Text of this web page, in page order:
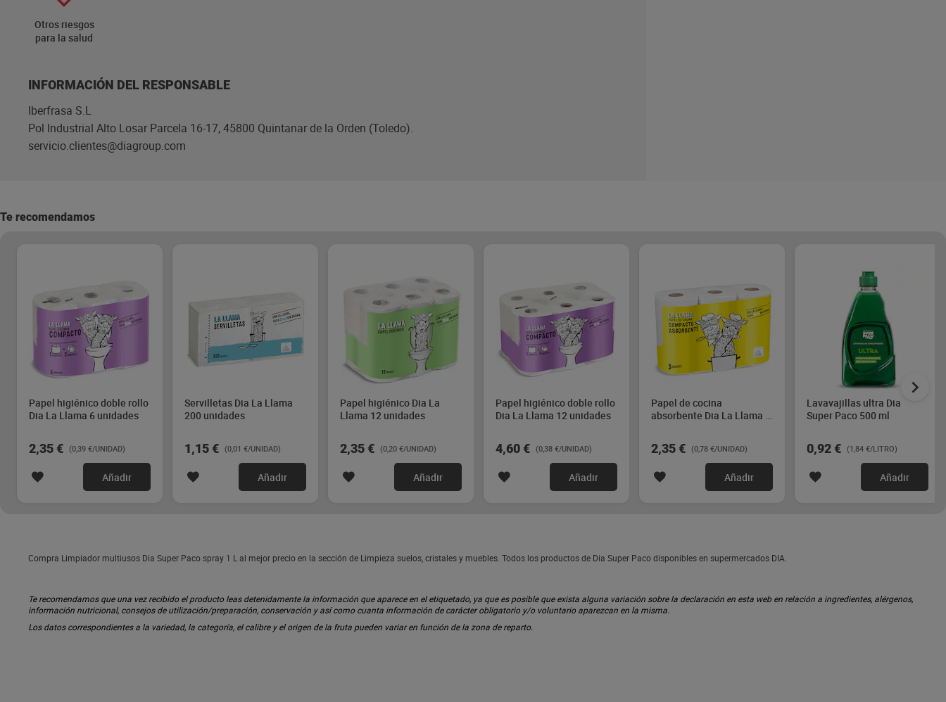
Otros riesgos
para la salud
INFORMACIÓN DEL RESPONSABLE
Iberfrasa S.L
Pol Industrial Alto Losar Parcela 16-17, 45800 Quintanar de la Orden (Toledo).
servicio.clientes@diagroup.com
Te recomendamos
Papel higiénico doble rollo
Dia La Llama 6 unidades
2,35 € (0,39 €/UNIDAD)
Añadir
Servilletas Dia La Llama
200 unidades
1,15 € (0,01 €/UNIDAD)
Añadir
Papel higiénico Dia La
Llama 12 unidades
2,35 € (0,20 €/UNIDAD)
Añadir
Papel higiénico doble rollo
Dia La Llama 12 unidades
4,60 € (0,38 €/UNIDAD)
Añadir
Papel de cocina
absorbente Dia La Llama 3
2,35 € (0,78 €/UNIDAD)
Añadir
Lavavajillas ultra Dia
Super Paco 500 ml
0,92 € (1,84 €/LITRO)
Añadir
Compra Limpiador multiusos Dia Super Paco spray 1 L al mejor precio en la sección de Limpieza suelos, cristales y muebles. Todos los productos de Dia Super Paco disponibles en supermercados DIA.
Te recomendamos que una vez recibido el producto leas detenidamente la información que aparece en el etiquetado, ya que es posible que exista alguna variación sobre la declaración en esta web en relación a ingredientes, alérgenos,
información nutricional, consejos de utilización/preparación, conservación y así como cuanta información de carácter obligatorio y/o voluntario aparezcan en la misma.
Los datos correspondientes a la variedad, la categoría, el calibre y el origen de la fruta pueden variar en función de la zona de reparto.